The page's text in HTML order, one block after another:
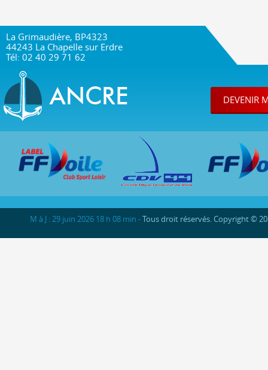
La Grimaudière, BP4323
44243 La Chapelle sur Erdre
Tél: 02 40 29 71 62
DEVENIR
M à J : 29 juin 2026 18 h 08 min -Tous droit réservés. Copyright ©